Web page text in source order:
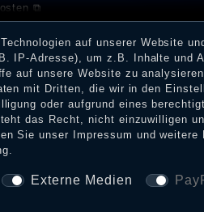
⧉
unabhängigen Dienstleister
zur Echtheit von
Shopauskunft hat vor deren
genutzt haben. Nach Erhalt
©
auf unserer Website
IP-Adresse), um z.B. Inhalte und
auf unsere Website zu
mit Dritten, die wir in den
oder aufgrund eines
das Recht, nicht einzuwilligen
Sie unser
Impressum und weitere
.
Externe Medien